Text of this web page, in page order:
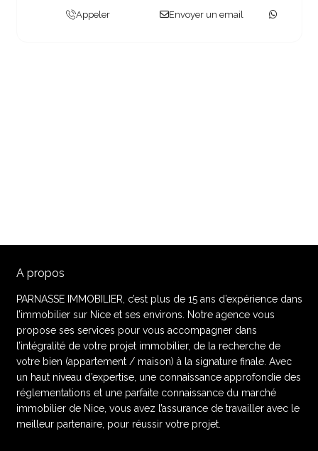
Appeler Envoyer un email
A propos
PARNASSE IMMOBILIER, c’est plus de 15 ans d’expérience dans
l’immobilier sur Nice et ses environs. Notre agence vous
propose ses services pour vous accompagner dans
l’intégralité de votre projet immobilier, de la recherche de
votre bien (appartement / maison) à la signature finale. Avec
un haut niveau d’expertise, une connaissance approfondie des
réglementations et une parfaite connaissance du marché
immobilier de Nice, vous avez l’assurance de travailler avec le
meilleur partenaire, pour réussir votre projet.